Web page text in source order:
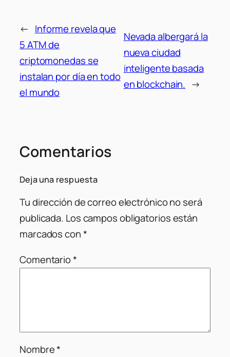
← Informe revela que
5 ATM de
criptomonedas se
instalan por día en todo
el mundo
Nevada albergará la
nueva ciudad
inteligente basada
en blockchain. →
Comentarios
Deja una respuesta
Tu dirección de correo electrónico no será
publicada. Los campos obligatorios están
marcados con*
Comentario*
Nombre*